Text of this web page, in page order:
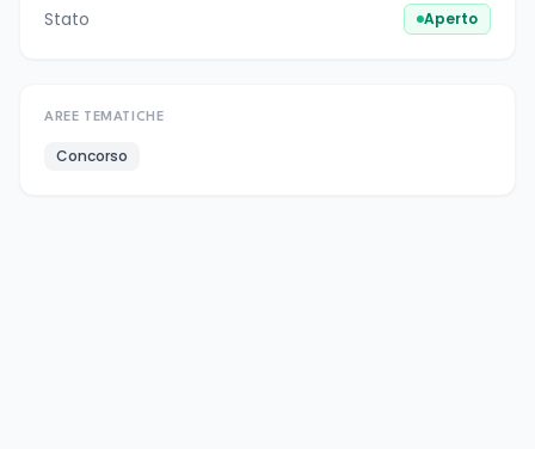
Stato Aperto
AREE TEMATICHE
Concorso